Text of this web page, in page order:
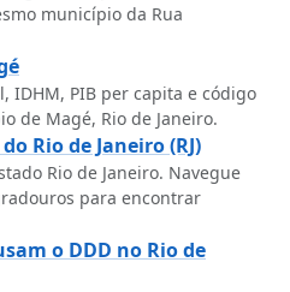
município da Rua
IDHM, PIB per capita e código
de Magé, Rio de Janeiro.
Rio de Janeiro (RJ)
Rio de Janeiro. Navegue
para encontrar
o DDD no Rio de